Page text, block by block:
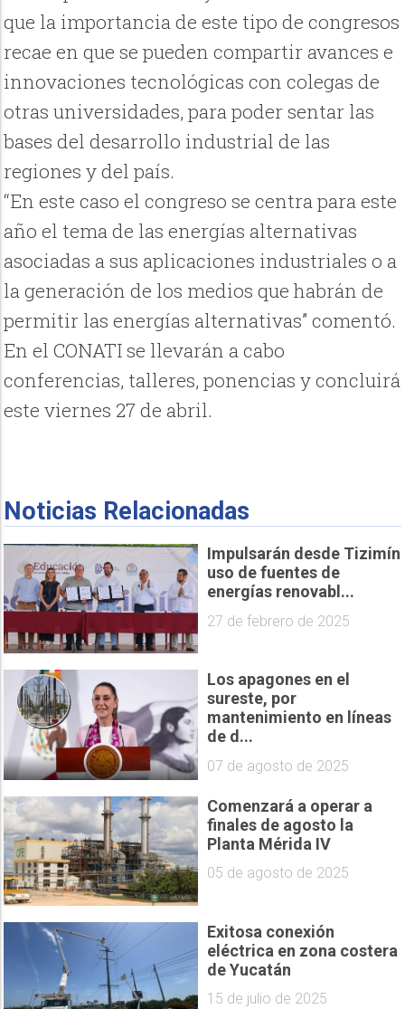
que la importancia de este tipo de congresos
recae en que se pueden compartir avances e
innovaciones tecnológicas con colegas de
otras universidades, para poder sentar las
bases del desarrollo industrial de las
regiones y del país.
“En este caso el congreso se centra para este
año el tema de las energías alternativas
asociadas a sus aplicaciones industriales o a
la generación de los medios que habrán de
permitir las energías alternativas” comentó.
En el CONATI se llevarán a cabo
conferencias, talleres, ponencias y concluirá
este viernes 27 de abril.
Noticias Relacionadas
Impulsarán desde Tizimín
uso de fuentes de
energías renovabl...
27 de febrero de 2025
Los apagones en el
sureste, por
mantenimiento en líneas
de d...
07 de agosto de 2025
Comenzará a operar a
finales de agosto la
Planta Mérida IV
05 de agosto de 2025
Exitosa conexión
eléctrica en zona costera
de Yucatán
15 de julio de 2025